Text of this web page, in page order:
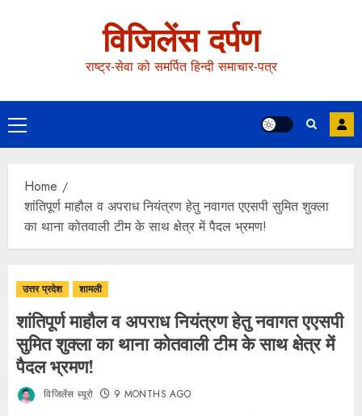
विजिलेंस दर्पण
राष्ट्र-सेवा को समर्पित हिन्दी समाचार-पत्र
Home
शांतिपूर्ण माहौल व अपराध नियंत्रण हेतु नवागत एएसपी सुमित शुक्ला
का थाना कोतवाली टीम के साथ क्षेत्र में पैदल भ्रमण!
उत्तर प्रदेश शामली
शांतिपूर्ण माहौल व अपराध नियंत्रण हेतु नवागत एएसपी
सुमित शुक्ला का थाना कोतवाली टीम के साथ क्षेत्र में
पैदल भ्रमण!
विजिलेंस ब्यूरो 9 MONTHS AGO